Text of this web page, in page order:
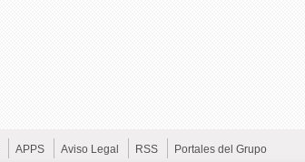
APPS Aviso Legal RSS Portales del Grupo